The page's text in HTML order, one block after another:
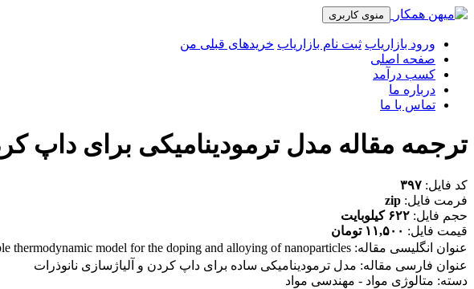
منوی کاربری
ورود بازاریاب ثبت نام بازاریاب خریدهای قبلی من
صفحه اصلی
کسب درآمد
درباره ما
تماس با ما
ترجمه مقاله مدل ترمودینامیکی برای داپ
کد فایل: ۳۹۷
فرمت فایل: zip
حجم فایل: ۶۲۲ کیلوبایت
قیمت فایل: ۱۱,۵۰۰ تومان
عنوان انگلیسی مقاله: thermodynamic model for the doping and alloying of nanoparticles
عنوان فارسی مقاله: مدل ترمودینامیکی ساده برای داپ کردن و آلیاژسازی نانوذرات
دسته: متالوژی مواد - مهندسی مواد